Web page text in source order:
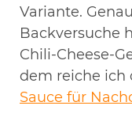
Variante.
Backversuche
Chili-Cheese-
dem reiche ich
Sauce für